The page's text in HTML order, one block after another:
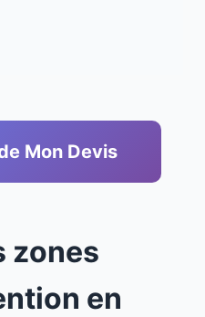
Mon Devis
en